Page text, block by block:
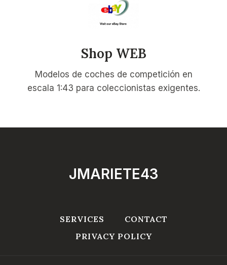
Shop WEB
Modelos de coches de competición en
escala 1:43 para coleccionistas exigentes.
JMARIETE43
SERVICES
CONTACT
PRIVACY POLICY